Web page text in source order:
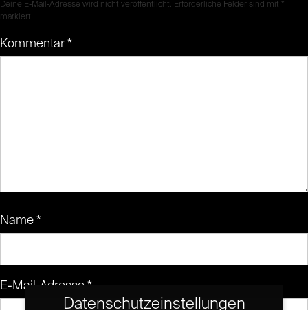
Deine E-Mail-Adresse wird nicht veröffentlicht. Erforderliche Felder sind mit *
markiert
Kommentar *
Name *
E-Mail-Adresse *
Datenschutzeinstellungen